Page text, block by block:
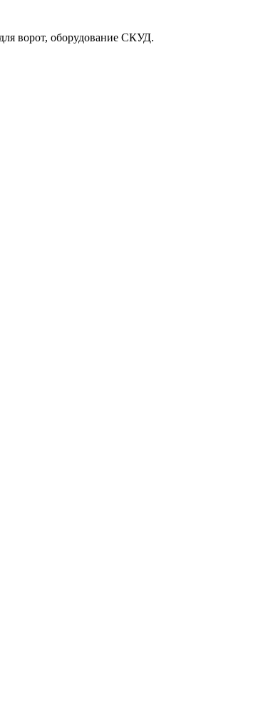
ворот, оборудование СКУД.